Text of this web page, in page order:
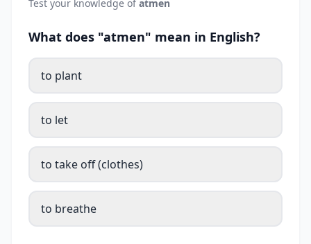
Test your knowledge ofatmen
What does "atmen" mean in English?
to plant
to let
to take off (clothes)
to breathe